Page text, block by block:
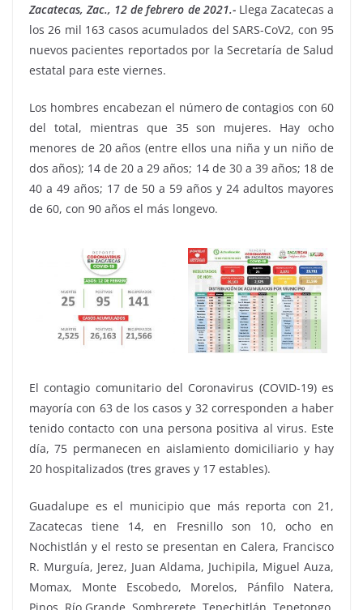
Zacatecas, Zac., 12 de febrero de 2021.- Llega Zacatecas a
los 26 mil 163 casos acumulados del SARS-CoV2, con 95
nuevos pacientes reportados por la Secretaría de Salud
estatal para este viernes.
Los hombres encabezan el número de contagios con 60
del total, mientras que 35 son mujeres. Hay ocho
menores de 20 años (entre ellos una niña y un niño de
dos años); 14 de 20 a 29 años; 14 de 30 a 39 años; 18 de
40 a 49 años; 17 de 50 a 59 años y 24 adultos mayores
de 60, con 90 años el más longevo.
El contagio comunitario del Coronavirus (COVID-19) es
mayoría con 63 de los casos y 32 corresponden a haber
tenido contacto con una persona positiva al virus. Este
día, 75 permanecen en aislamiento domiciliario y hay
20 hospitalizados (tres graves y 17 estables).
Guadalupe es el municipio que más reporta con 21,
Zacatecas tiene 14, en Fresnillo son 10, ocho en
Nochistlán y el resto se presentan en Calera, Francisco
R. Murguía, Jerez, Juan Aldama, Juchipila, Miguel Auza,
Momax, Monte Escobedo, Morelos, Pánfilo Natera,